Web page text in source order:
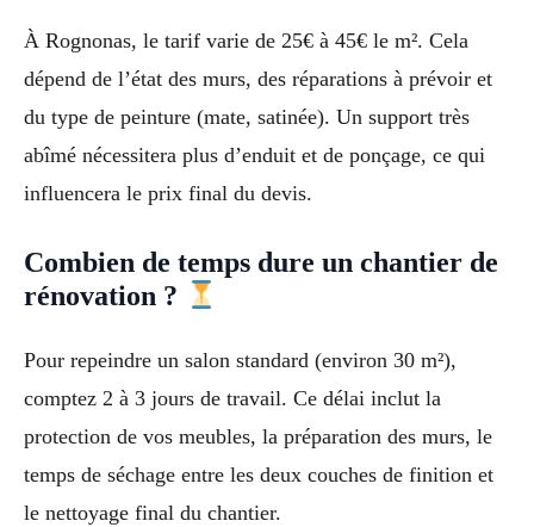
À Rognonas, le tarif varie de 25€ à 45€ le m². Cela
dépend de l’état des murs, des réparations à prévoir et
du type de peinture (mate, satinée). Un support très
abîmé nécessitera plus d’enduit et de ponçage, ce qui
influencera le prix final du devis.
Combien de temps dure un chantier de
rénovation ?
Pour repeindre un salon standard (environ 30 m²),
comptez 2 à 3 jours de travail. Ce délai inclut la
protection de vos meubles, la préparation des murs, le
temps de séchage entre les deux couches de finition et
le nettoyage final du chantier.